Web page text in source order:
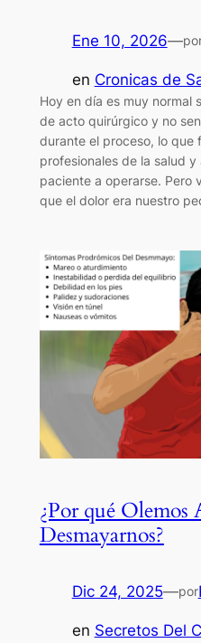
Ene 10, 2026—
en Cronicas de
Hoy en día es muy normal
de acto quirúrgico y no
durante el proceso, lo que
profesionales de la salud
paciente a operarse. Pero
que el dolor era nuestro
¿Por qué Olemos
Desmayarnos?
Dic 24, 2025—por
en Secretos Del